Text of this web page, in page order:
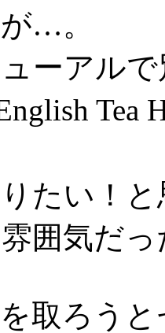
…。
ーアル
Tea
たい！
囲気だ
取ろう